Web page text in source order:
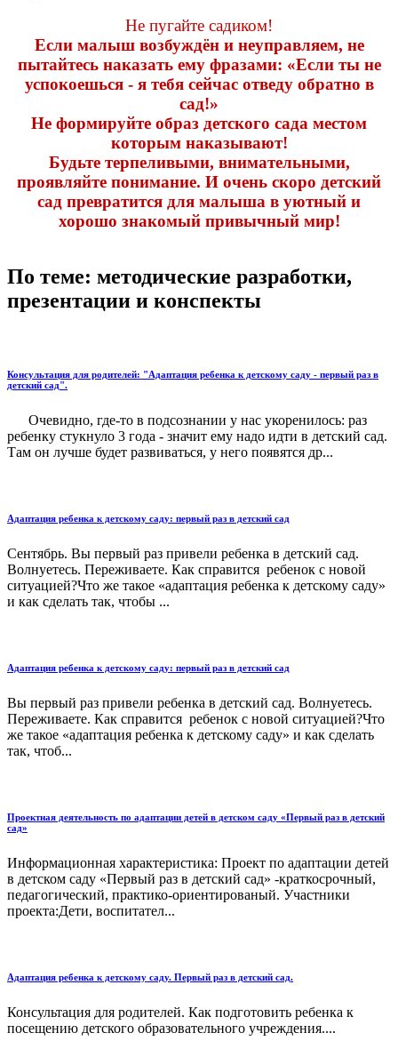
Не пугайте садиком!
Если малыш возбуждён и неуправляем, не
пытайтесь наказать ему фразами: «Если ты не
успокоешься - я тебя сейчас отведу обратно в
сад!»
Не формируйте образ детского сада местом
которым наказывают!
Будьте терпеливыми, внимательными,
проявляйте понимание. И очень скоро детский
сад превратится для малыша в уютный и
хорошо знакомый привычный мир!
По теме: методические разработки,
презентации и конспекты
Консультация для родителей: "Адаптация ребенка к детскому саду - первый раз в
детский сад".
Очевидно, где-то в подсознании у нас укоренилось: раз
ребенку стукнуло 3 года - значит ему надо идти в детский сад.
Там он лучше будет развиваться, у него появятся др...
Адаптация ребенка к детскому саду: первый раз в детский сад
Сентябрь. Вы первый раз привели ребенка в детский сад.
Волнуетесь. Переживаете. Как справится ребенок с новой
ситуацией?Что же такое «адаптация ребенка к детскому саду»
и как сделать так, чтобы ...
Адаптация ребенка к детскому саду: первый раз в детский сад
Вы первый раз привели ребенка в детский сад. Волнуетесь.
Переживаете. Как справится ребенок с новой ситуацией?Что
же такое «адаптация ребенка к детскому саду» и как сделать
так, чтоб...
Проектная деятельность по адаптации детей в детском саду «Первый раз в детский
сад»
Информационная характеристика: Проект по адаптации детей
в детском саду «Первый раз в детский сад» -краткосрочный,
педагогический, практико-ориентированый. Участники
проекта:Дети, воспитател...
Адаптация ребенка к детскому саду. Первый раз в детский сад.
Консультация для родителей. Как подготовить ребенка к
посещению детского образовательного учреждения....